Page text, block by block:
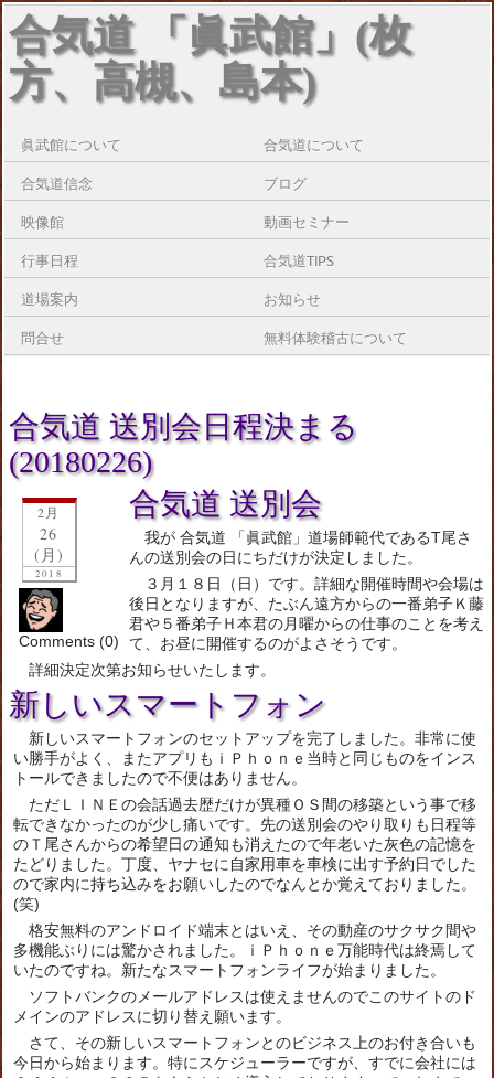
合気道 「眞武館」(枚
方、高槻、島本)
眞武館について 合気道について
合気道信念 ブログ
映像館 動画セミナー
行事日程 合気道TIPS
道場案内 お知らせ
問合せ 無料体験稽古について
合気道 送別会日程決まる
(20180226)
2月
26
(月)
2018
Comments (0)
合気道 送別会
我が 合気道 「眞武館」道場師範代であるT尾さ
んの送別会の日にちだけが決定しました。
３月１８日（日）です。詳細な開催時間や会場は
後日となりますが、たぶん遠方からの一番弟子Ｋ藤
君や５番弟子Ｈ本君の月曜からの仕事のことを考え
て、お昼に開催するのがよさそうです。
詳細決定次第お知らせいたします。
新しいスマートフォン
新しいスマートフォンのセットアップを完了しました。非常に使
い勝手がよく、またアプリもｉＰｈｏｎｅ当時と同じものをインス
トールできましたので不便はありません。
ただＬＩＮＥの会話過去歴だけが異種ＯＳ間の移築という事で移
転できなかったのが少し痛いです。先の送別会のやり取りも日程等
のＴ尾さんからの希望日の通知も消えたので年老いた灰色の記憶を
たどりました。丁度、ヤナセに自家用車を車検に出す予約日でした
ので家内に持ち込みをお願いしたのでなんとか覚えておりました。
(笑)
格安無料のアンドロイド端末とはいえ、その動産のサクサク間や
多機能ぶりには驚かされました。ｉＰｈｏｎｅ万能時代は終焉して
いたのですね。新たなスマートフォンライフが始まりました。
ソフトバンクのメールアドレスは使えませんのでこのサイトのド
メインのアドレスに切り替え願います。
さて、その新しいスマートフォンとのビジネス上のお付き合いも
今日から始まります。特にスケジューラーですが、すでに会社には